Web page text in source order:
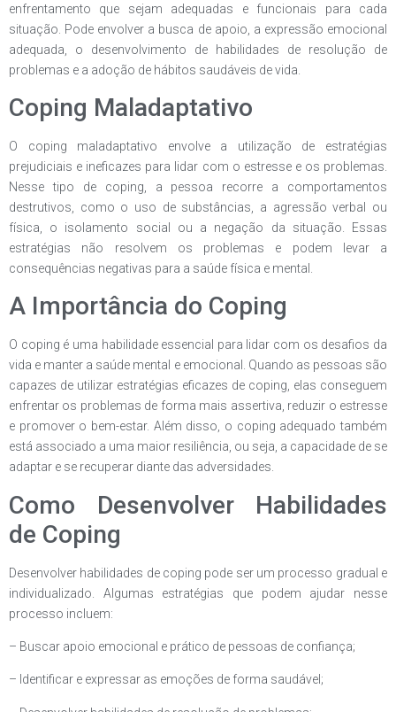
enfrentamento que sejam adequadas e funcionais para cada
situação. Pode envolver a busca de apoio, a expressão emocional
adequada, o desenvolvimento de habilidades de resolução de
problemas e a adoção de hábitos saudáveis de vida.
Coping Maladaptativo
O coping maladaptativo envolve a utilização de estratégias
prejudiciais e ineficazes para lidar com o estresse e os problemas.
Nesse tipo de coping, a pessoa recorre a comportamentos
destrutivos, como o uso de substâncias, a agressão verbal ou
física, o isolamento social ou a negação da situação. Essas
estratégias não resolvem os problemas e podem levar a
consequências negativas para a saúde física e mental.
A Importância do Coping
O coping é uma habilidade essencial para lidar com os desafios da
vida e manter a saúde mental e emocional. Quando as pessoas são
capazes de utilizar estratégias eficazes de coping, elas conseguem
enfrentar os problemas de forma mais assertiva, reduzir o estresse
e promover o bem-estar. Além disso, o coping adequado também
está associado a uma maior resiliência, ou seja, a capacidade de se
adaptar e se recuperar diante das adversidades.
Como Desenvolver Habilidades
de Coping
Desenvolver habilidades de coping pode ser um processo gradual e
individualizado. Algumas estratégias que podem ajudar nesse
processo incluem:
– Buscar apoio emocional e prático de pessoas de confiança;
– Identificar e expressar as emoções de forma saudável;